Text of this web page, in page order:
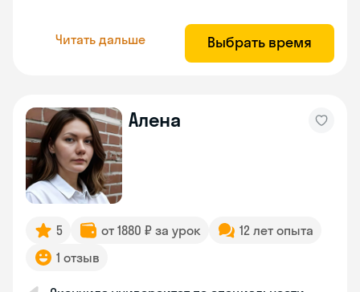
Читать дальше Выбрать время
Алена
5 от 1880 ₽ за урок
12 лет опыта
1 отзыв